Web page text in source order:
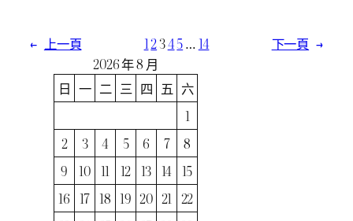
← 上一頁 12345…14 下一頁 →
2026 年 8 月
日 一 二 三 四 五 六
1
2
3 4 5 6 7
8
9
10 11 12 13 14 15
16 17 18 19 20 21 22